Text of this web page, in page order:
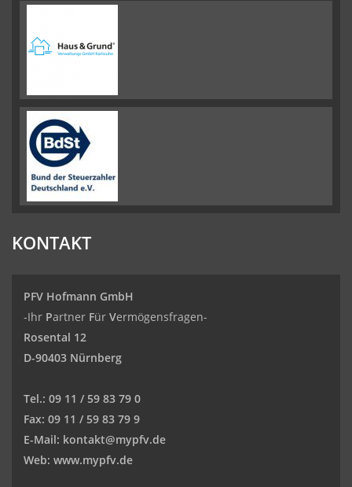
KONTAKT
PFV Hofmann GmbH
-Ihr Partner Für Vermögensfragen-
Rosental 12
D-90403 Nürnberg
Tel.: 09 11 / 59 83 79 0
Fax: 09 11 / 59 83 79 9
E-Mail: kontakt@mypfv.de
Web: www.mypfv.de